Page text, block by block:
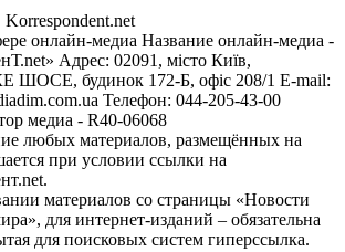
онлайн-медиа Название онлайн-медиа -
Адрес: 02091, місто Київ,
ШОСЕ, будинок 172-Б, офіс 208/1 E-mail:
Телефон: 044-205-43-00
медиа - R40-06068
любых материалов, размещённых на
при условии ссылки на
материалов со страницы «Новости
для интернет-изданий – обязательна
для поисковых систем гиперссылка.